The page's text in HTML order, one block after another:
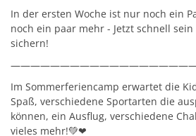
In der ersten Woche ist nur noch ein
noch ein paar mehr - Jetzt schnell
sichern!
Im Sommerferiencamp erwartet die
Spaß, verschiedene Sportarten die
können, ein Ausflug, verschiedene
vieles mehr!💚❤